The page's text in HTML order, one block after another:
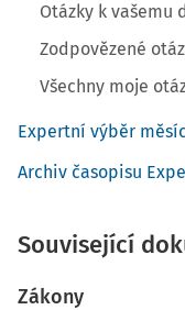
Otázky k vašemu
Zodpovězené
Všechny moje
Expertní výběr
Archiv časopisu
Související
Zákony